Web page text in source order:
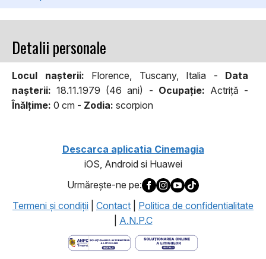
Detalii personale
Locul naşterii: Florence, Tuscany, Italia - Data
naşterii: 18.11.1979 (46 ani) - Ocupaţie: Actriță -
Înălţime: 0 cm - Zodia: scorpion
Descarca aplicatia Cinemagia
iOS, Android si Huawei
Urmăreşte-ne pe:
Termeni şi condiţii
Contact
Politica de confidentialitate
A.N.P.C